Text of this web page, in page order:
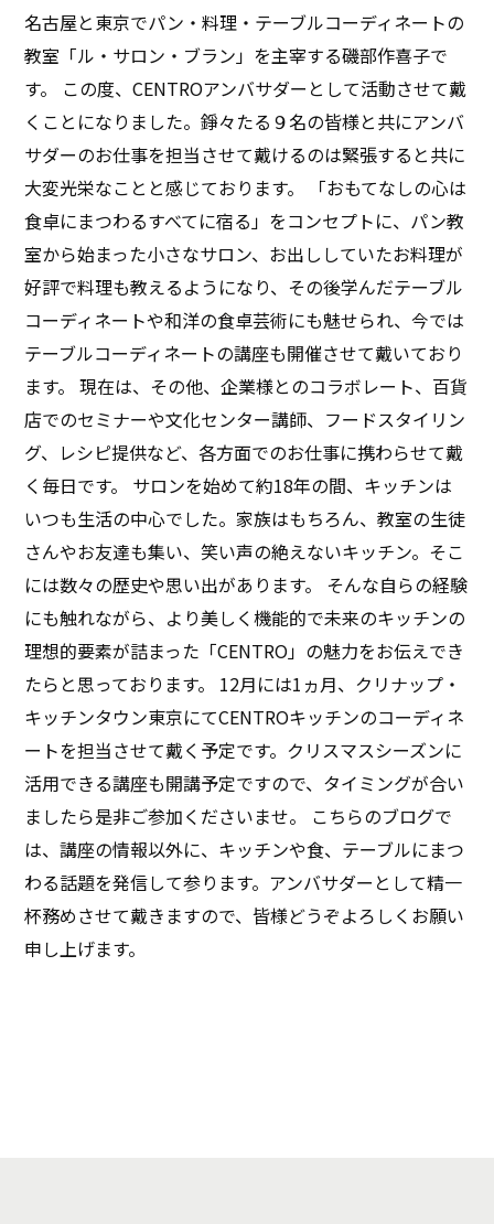
るだけでなく、その人の感性や人生観までもが現れるも
の。それぞれの皆様がとても熱心に学ばれ、「食卓を飾
る喜びを知りました」「使っていなかった漆器の良さを
再発見しました」「娘のお祝い事を、こんなコーディネ
ートで祝えたら幸せ」などの嬉しいお声を戴きました。
食やテーブルコーディネートについて学ぶことで生活や
人生、人の心が豊かになることを改めて感じ、私自身も
充実感を味わうことができました。両親がつけてくれた
「作喜子」という名前。若い頃は、あまり好きではな
い、と思っていましたが、今では、料理やテーブルコー
ディネートで人を幸せにし、喜びを作れたら、と願う自
分にとって最高の名前だなあ、と両親に感謝の気持ちで
いっっぱいです。食や暮しに関する仕事はまさに自分の
天職だと感じる毎日。これからも日々精進し、皆様に喜
んで戴けたらと願っております。
後片付けにはビッグな食洗器が大活躍。使い終わったお
皿や調理器具は、「ダブルツールコンテナ」「オールス
ライド収納」という名前の引き出しの奥の奥まで使える
収納で、きちんと整頓してしまうことができます。料理
は創造的な行為だと思いますが、毎日の調理には最低で
も、買い物、準備、洗ったり、切ったり、熱したりなど
の調理、盛り付け、配膳、後片づけなどのルーティンな
作業がたくさんあることに気づきます。そんな主婦の負
担を少しでも減らしてくれ、お料理やおもてなしが楽し
くなる工夫がいっぱいなのがCENTROキッチンだと言え
るでしょう。もし今度キッチンを変えることができるな
ら、迷わずCENTROキッチンを選びたいと思います。ま
た使ってみたい、料理が楽しくなるキッチンです。
名古屋と東京でパン・料理・テーブルコーディネートの
教室「ル・サロン・ブラン」を主宰する磯部作喜子で
す。 この度、CENTROアンバサダーとして活動させて戴
くことになりました。錚々たる９名の皆様と共にアンバ
サダーのお仕事を担当させて戴けるのは緊張すると共に
大変光栄なことと感じております。 「おもてなしの心は
食卓にまつわるすべてに宿る」をコンセプトに、パン教
室から始まった小さなサロン、お出ししていたお料理が
好評で料理も教えるようになり、その後学んだテーブル
コーディネートや和洋の食卓芸術にも魅せられ、今では
テーブルコーディネートの講座も開催させて戴いており
ます。 現在は、その他、企業様とのコラボレート、百貨
店でのセミナーや文化センター講師、フードスタイリン
グ、レシピ提供など、各方面でのお仕事に携わらせて戴
く毎日です。 サロンを始めて約18年の間、キッチンは
いつも生活の中心でした。家族はもちろん、教室の生徒
さんやお友達も集い、笑い声の絶えないキッチン。そこ
には数々の歴史や思い出があります。 そんな自らの経験
にも触れながら、より美しく機能的で未来のキッチンの
理想的要素が詰まった「CENTRO」の魅力をお伝えでき
たらと思っております。 12月には1ヵ月、クリナップ・
キッチンタウン東京にてCENTROキッチンのコーディネ
ートを担当させて戴く予定です。クリスマスシーズンに
活用できる講座も開講予定ですので、タイミングが合い
ましたら是非ご参加くださいませ。 こちらのブログで
は、講座の情報以外に、キッチンや食、テーブルにまつ
わる話題を発信して参ります。アンバサダーとして精一
杯務めさせて戴きますので、皆様どうぞよろしくお願い
申し上げます。